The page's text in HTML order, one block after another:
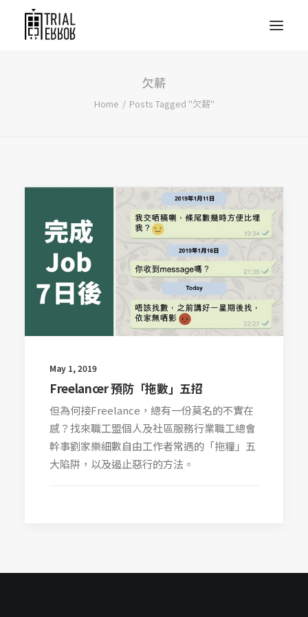
欠薪
Home Posts Tagged "欠薪"
May 1, 2019
Freelancer 預防「拖數」五招
但為何接Freelance，總有一份莫名的不實在
感？找來職工盟個人及社區服務行業職工總會
幹事劉家樂細數自由工作者常遇的「拖糧」五
大陷阱，以及遏止惡行的方法。